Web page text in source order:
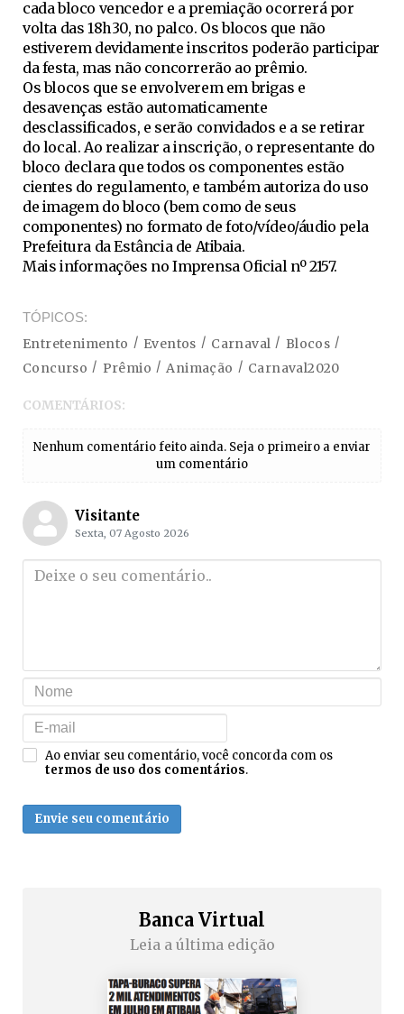
cada bloco vencedor e a premiação ocorrerá por
volta das 18h30, no palco. Os blocos que não
estiverem devidamente inscritos poderão participar
da festa, mas não concorrerão ao prêmio.
Os blocos que se envolverem em brigas e
desavenças estão automaticamente
desclassificados, e serão convidados e a se retirar
do local. Ao realizar a inscrição, o representante do
bloco declara que todos os componentes estão
cientes do regulamento, e também autoriza do uso
de imagem do bloco (bem como de seus
componentes) no formato de foto/vídeo/áudio pela
Prefeitura da Estância de Atibaia.
Mais informações no Imprensa Oficial nº 2157.
TÓPICOS
Entretenimento Eventos Carnaval
Blocos
Concurso
Prêmio Animação Carnaval2020
COMENTÁRIOS:
Nenhum comentário feito ainda. Seja o primeiro a enviar
um comentário
Visitante
Sexta, 07 Agosto 2026
Ao enviar seu comentário, você concorda com os
termos de uso dos comentários.
Envie seu comentário
Banca Virtual
Leia a última edição